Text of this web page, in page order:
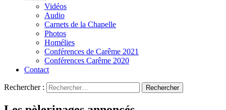
Vidéos
Audio
Carnets de la Chapelle
Photos
Homélies
Conférences de Carême 2021
Conférences Carême 2020
Contact
Rechercher :